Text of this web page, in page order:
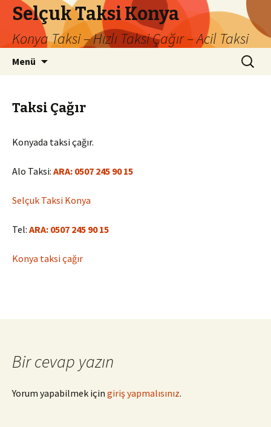
Selçuk Taksi Konya
Konya Taksi – Hızlı Taksi Çağır – Acil Taksi
Menü Arama:
Taksi Çağır
Konyada taksi çağır.
Alo Taksi: ARA: 0507 245 90 15
Selçuk Taksi Konya
Tel: ARA: 0507 245 90 15
Konya taksi çağır
Bir cevap yazın
Yorum yapabilmek için giriş yapmalısınız.